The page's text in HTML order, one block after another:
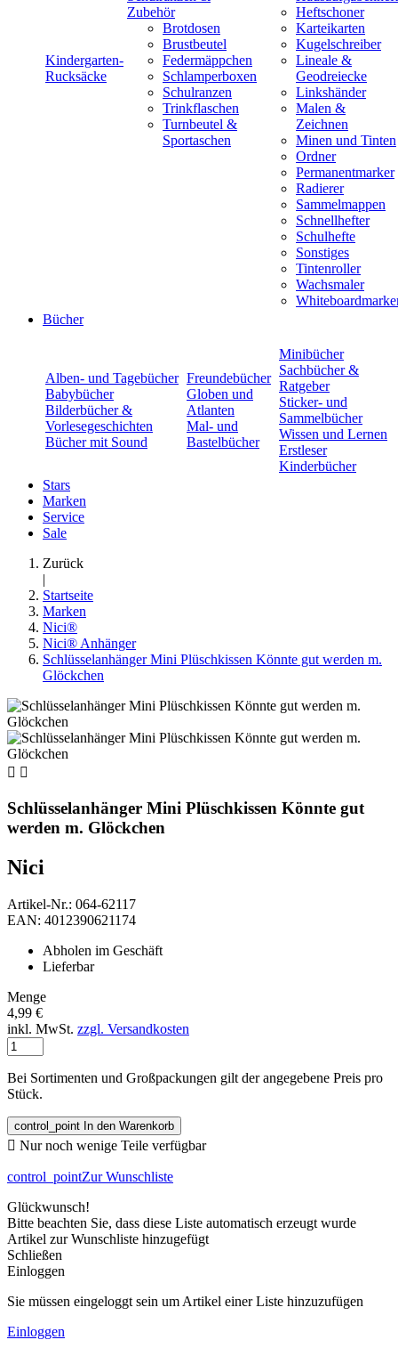
Kindergarten-
Rucksäcke
Zubehör
Brotdosen
Brustbeutel
Federmäppchen
Schlamperboxen
Schulranzen
Trinkflaschen
Turnbeutel &
Sportaschen
Heftschoner
Karteikarten
Kugelschreiber
Lineale &
Geodreiecke
Linkshänder
Malen &
Zeichnen
Minen und Tinten
Ordner
Permanentmarker
Radierer
Sammelmappen
Schnellhefter
Schulhefte
Sonstiges
Tintenroller
Wachsmaler
Bücher
Alben- und Tagebücher
Babybücher
Bilderbücher &
Vorlesegeschichten
Bücher mit Sound
Freundebücher
Globen und
Atlanten
Mal- und
Bastelbücher
Minibücher
Sachbücher &
Ratgeber
Sticker- und
Sammelbücher
Wissen und Lernen
Erstleser
Kinderbücher
Stars
Marken
Service
Sale
Zurück
|
Startseite
Marken
Nici®
Nici® Anhänger
Schlüsselanhänger Mini Plüschkissen Könnte gut werden m.
Glöckchen
 
Schlüsselanhänger Mini Plüschkissen Könnte gut
werden m. Glöckchen
Nici
Artikel-Nr.: 064-62117
EAN: 4012390621174
Abholen im Geschäft
Lieferbar
Menge
4,99 €
inkl. MwSt. zzgl. Versandkosten
Bei Sortimenten und Großpackungen gilt der angegebene Preis pro
Stück.
control_point In den Warenkorb
 Nur noch wenige Teile verfügbar
control_pointZur Wunschliste
Glückwunsch!
Bitte beachten Sie, dass diese Liste automatisch erzeugt wurde
Artikel zur Wunschliste hinzugefügt
Schließen
Einloggen
Sie müssen eingeloggt sein um Artikel einer Liste hinzuzufügen
Einloggen